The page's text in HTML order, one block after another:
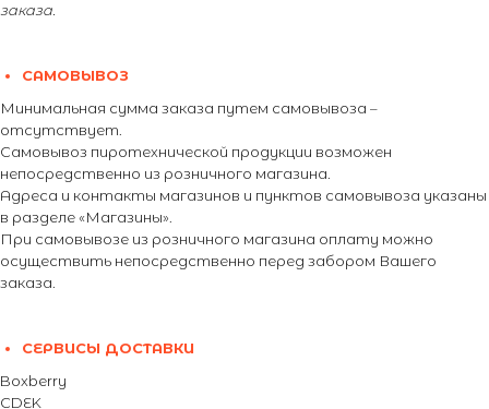
заказа.
САМОВЫВОЗ
Минимальная сумма заказа путем самовывоза –
отсутствует.
Самовывоз пиротехнической продукции возможен
непосредственно из розничного магазина.
Адреса и контакты магазинов и пунктов самовывоза указаны
в разделе «Магазины».
При самовывозе из розничного магазина оплату можно
осуществить непосредственно перед забором Вашего
заказа.
СЕРВИСЫ ДОСТАВКИ
Boxberry
CDEK